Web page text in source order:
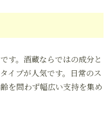
す。酒蔵ならではの成分と
イプが人気です。日常のス
を問わず幅広い支持を集め